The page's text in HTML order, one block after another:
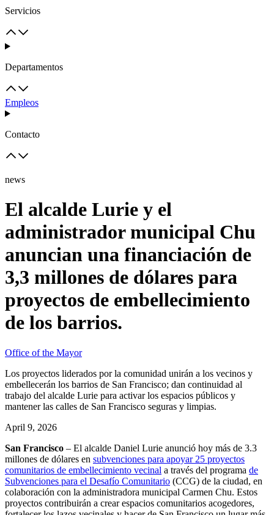
Servicios
Departamentos
Empleos
Contacto
news
El alcalde Lurie y el
administrador municipal Chu
anuncian una financiación de
3,3 millones de dólares para
proyectos de embellecimiento
de los barrios.
Office of the Mayor
Los proyectos liderados por la comunidad unirán a los vecinos y
embellecerán los barrios de San Francisco; dan continuidad al
trabajo del alcalde Lurie para activar los espacios públicos y
mantener las calles de San Francisco seguras y limpias.
April 9, 2026
San Francisco – El alcalde Daniel Lurie anunció hoy más de 3.3
millones de dólares en subvenciones para apoyar 25 proyectos
comunitarios de embellecimiento vecinal a través del programa de
Subvenciones para el Desafío Comunitario (CCG) de la ciudad, en
colaboración con la administradora municipal Carmen Chu. Estos
proyectos contribuirán a crear espacios comunitarios acogedores,